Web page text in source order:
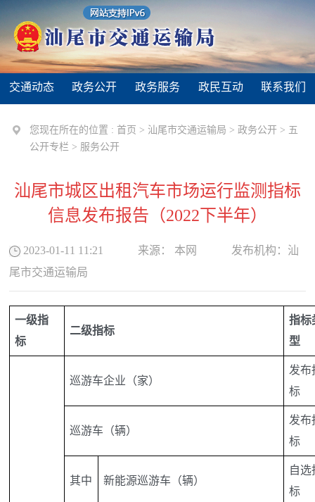
交通动态 政务公开 政务服务 政民互动 联系我们
您现在所在的位置 : 首页 > 汕尾市交通运输局 >政务公开 > 五
公开专栏 > 服务公开
汕尾市城区出租汽车市场运行监测指标
信息发布报告（2022下半年）
2023-01-11 11:21 来源： 本网 发布机构： 汕
尾市交通运输局
一级指
标
二级指标
指标
型
巡游车企业（家）
发布
标
巡游车（辆）
发布
标
其中 新能源巡游车（辆）
自选
标